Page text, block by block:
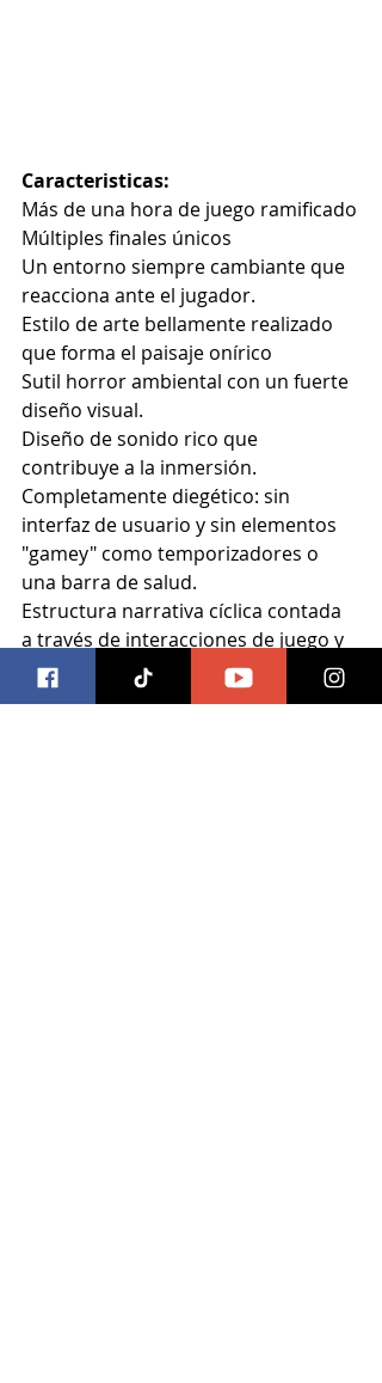
Caracteristicas:
Más de una hora de juego ramificado
Múltiples finales únicos
Un entorno siempre cambiante que
reacciona ante el jugador.
Estilo de arte bellamente realizado
que forma el paisaje onírico
Sutil horror ambiental con un fuerte
diseño visual.
Diseño de sonido rico que
contribuye a la inmersión.
Completamente diegético: sin
interfaz de usuario y sin elementos
"gamey" como temporizadores o
una barra de salud.
Estructura narrativa cíclica contada
a través de interacciones de juego y
el entorno.